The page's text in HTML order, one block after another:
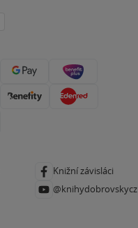
Knižní závisláci
@knihydobrovskycz